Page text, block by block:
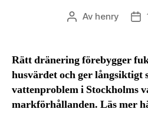
Inläggsförfattare
Av henry
Rätt dränering förebygger
husvärdet och ger långsiktigt
vattenproblem i Stockholms
markförhållanden. Läs mer